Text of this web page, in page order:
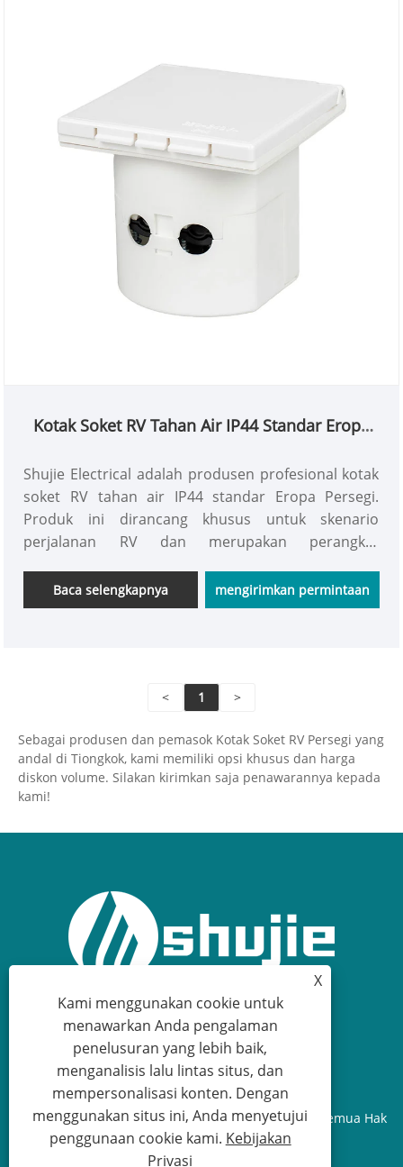
Kotak Soket RV Tahan Air IP44 Standar Eropa
Shujie Electrical adalah produsen profesional kotak
soket RV tahan air IP44 standar Eropa Persegi.
Produk ini dirancang khusus untuk skenario
perjalanan RV dan merupakan perangkat
spesifikasi catu daya Eropa. Berbeda dengan kotak
soket tidak beraturan atau persegi panjang yang
Tujuan utamanya adalah untuk memenuhi
penggunaan listrik luar ruangan dan dalam ruangan
di RV, sehingga mencapai tingkat perlindungan IP44.
Ini secara efektif dapat mencegah percikan air dan
kebocoran listrik yang disebabkan oleh akumulasi
Baca selengkapnya mengirimkan permintaan
< 1 >
Sebagai produsen dan pemasok Kotak Soket RV Persegi yang
andal di Tiongkok, kami memiliki opsi khusus dan harga
diskon volume. Silakan kirimkan saja penawarannya kepada
kami!
+86-574-63440033
sales.shujie@163.com
Hak Cipta © 2026 Cixi Shujie Electric Co., Terbatas Semua Hak
Dilindungi Undang-Undang.
X
Kami menggunakan cookie untuk
menawarkan Anda pengalaman
penelusuran yang lebih baik,
menganalisis lalu lintas situs, dan
mempersonalisasi konten. Dengan
menggunakan situs ini, Anda menyetujui
penggunaan cookie kami. Kebijakan
Privasi